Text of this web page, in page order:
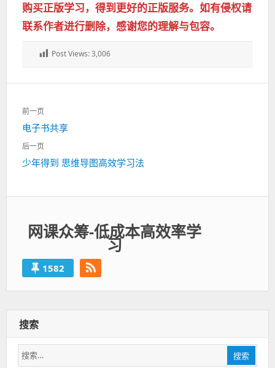
购买正版学习，得到更好的正版服务。如有侵权请
联系作者进行删除，感谢您的理解与包容。
Post Views:3,006
文
章
导
航
前一页
上
一
电子书共享
后一页
下
少年得到 思维导图高效学习法
网课众筹-低成本高效率学
习
1582
搜索
搜
索：
搜索